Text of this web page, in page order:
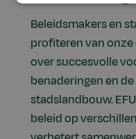
Beleidsmakers en
profiteren van
over succesvolle
benaderingen en
stadslandbouw.
beleid op